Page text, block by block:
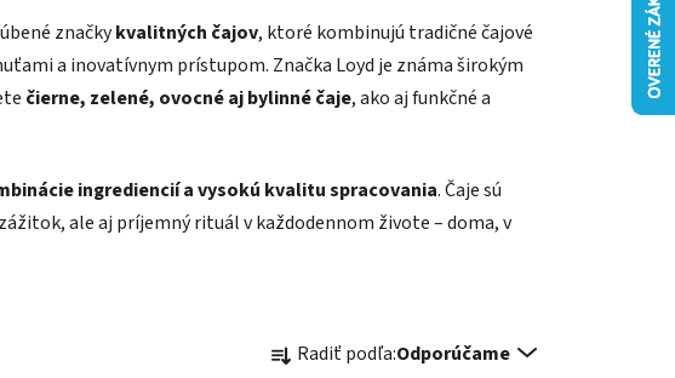
značkykvalitných čajov, ktoré kombinujú tradičné čajové
a inovatívnym prístupom. Značka Loyd je známa širokým
čierne, zelené, ovocné aj bylinné čaje, ako aj funkčné a
ingrediencií a vysokú kvalitu spracovania. Čaje sú
ale aj príjemný rituál v každodennom živote – doma, v
a Radiť podľa:Odporúčame